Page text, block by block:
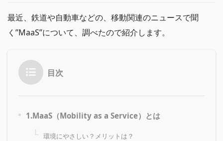
最近、鉄道や自動車などの、移動関連のニュースで聞
く”MaaS”について、調べたので紹介します。
目次
1.MaaS（Mobility as a Service）とは
環境にやさしい？メリットは？